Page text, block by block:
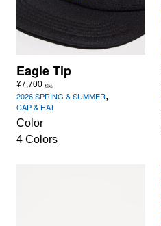
Eagle Tip
¥7,700 税込
2026 SPRING & SUMMER,
CAP & HAT
Color
4 Colors